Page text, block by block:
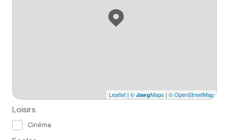
Leaflet | © JawgMaps | © OpenStreetMap
Loisirs
Cinéma